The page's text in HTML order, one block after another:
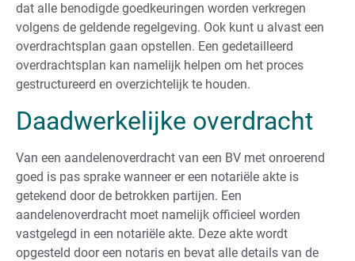
dat alle benodigde goedkeuringen worden verkregen
volgens de geldende regelgeving. Ook kunt u alvast een
overdrachtsplan gaan opstellen. Een gedetailleerd
overdrachtsplan kan namelijk helpen om het proces
gestructureerd en overzichtelijk te houden.
Daadwerkelijke overdracht
Van een aandelenoverdracht van een BV met onroerend
goed is pas sprake wanneer er een notariële akte is
getekend door de betrokken partijen. Een
aandelenoverdracht moet namelijk officieel worden
vastgelegd in een notariële akte. Deze akte wordt
opgesteld door een notaris en bevat alle details van de